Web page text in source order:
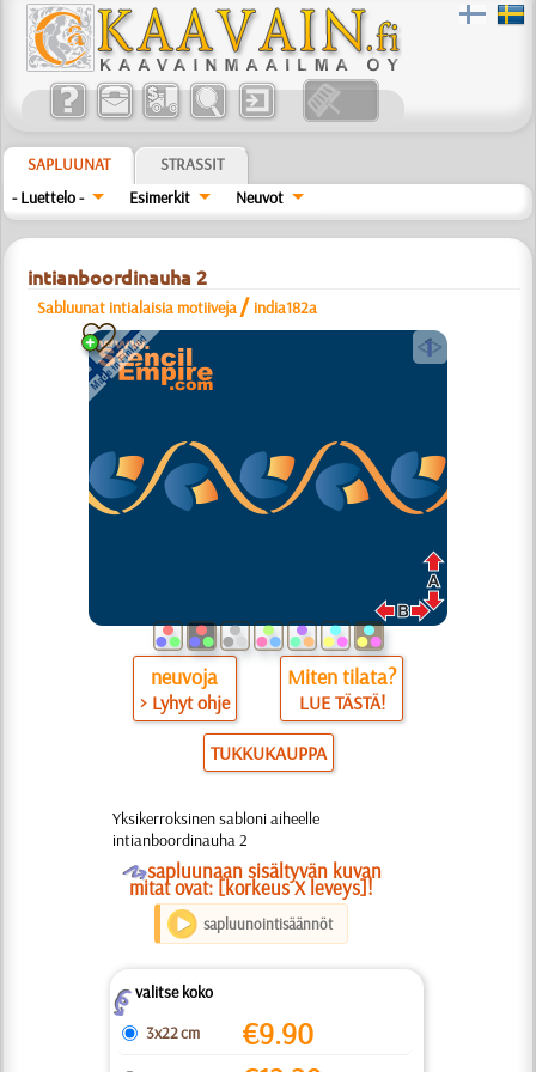
SAPLUUNAT
STRASSIT
- Luettelo -
Esimerkit Neuvot
intianboordinauha 2
Sabluunat intialaisia motiiveja / india182a
a
neuvoja
> Lyhyt ohje
Miten tilata?
LUE TÄSTÄ!
TUKKUKAUPPA
Yksikerroksinen sabloni aiheelle
intianboordinauha 2
Osapluunaan sisältyvän kuvan
mitat ovat: [korkeus X leveys]!
sapluunointisäännöt
Zvalitse koko
3x22 cm
€9.90